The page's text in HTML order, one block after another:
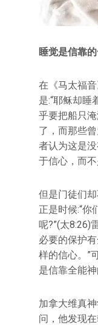
睡觉是信靠
在《马太福
是:“耶稣却睡
乎要把船只
了，而那些
者认为这是
于信心，而不
但是门徒们
正是时候:“你
呢?”(太8:26)
必要的保护
样的信心。”
是信靠全能神
加拿大维真
问，他发现